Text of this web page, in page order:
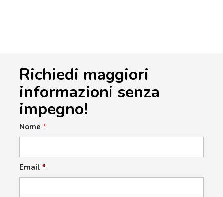
Richiedi maggiori
informazioni senza
impegno!
Nome *
Email *